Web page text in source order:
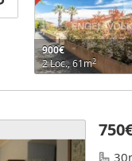
900€
2 Loc., 61m2